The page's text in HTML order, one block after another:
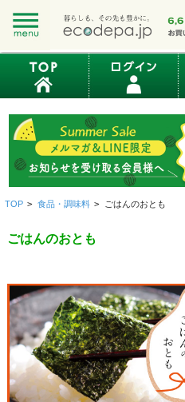
TOP > 食品・調味料 > ごはんのおとも
ごはんのおとも